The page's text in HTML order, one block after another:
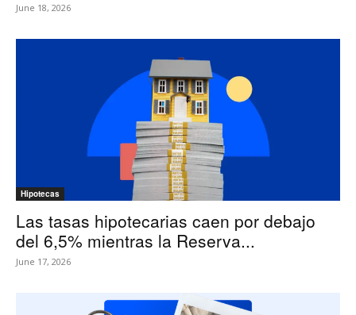
June 18, 2026
Hipotecas
Las tasas hipotecarias caen por debajo
del 6,5% mientras la Reserva...
June 17, 2026